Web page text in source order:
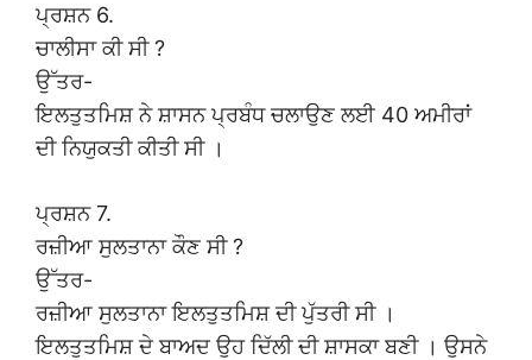
ਪ੍ਰਸ਼ਨ 6.
ਚਾਲੀਸਾ ਕੀ ਸੀ ?
ਉੱਤਰ-
ਇਲਤੁਤਮਿਸ਼ ਨੇ ਸ਼ਾਸਨ ਪ੍ਰਬੰਧ ਚਲਾਉਣ ਲਈ 40 ਅਮੀਰਾਂ
ਦੀ ਨਿਯੁਕਤੀ ਕੀਤੀ ਸੀ ।
ਪ੍ਰਸ਼ਨ 7.
ਰਜ਼ੀਆ ਸੁਲਤਾਨਾ ਕੌਣ ਸੀ ?
ਉੱਤਰ-
ਰਜ਼ੀਆ ਸੁਲਤਾਨਾ ਇਲਤੁਤਮਿਸ਼ ਦੀ ਪੁੱਤਰੀ ਸੀ ।
ਇਲਤੁਤਮਿਸ਼ ਦੇ ਬਾਅਦ ਉਹ ਦਿੱਲੀ ਦੀ ਸ਼ਾਸਕਾ ਬਣੀ । ਉਸਨੇ